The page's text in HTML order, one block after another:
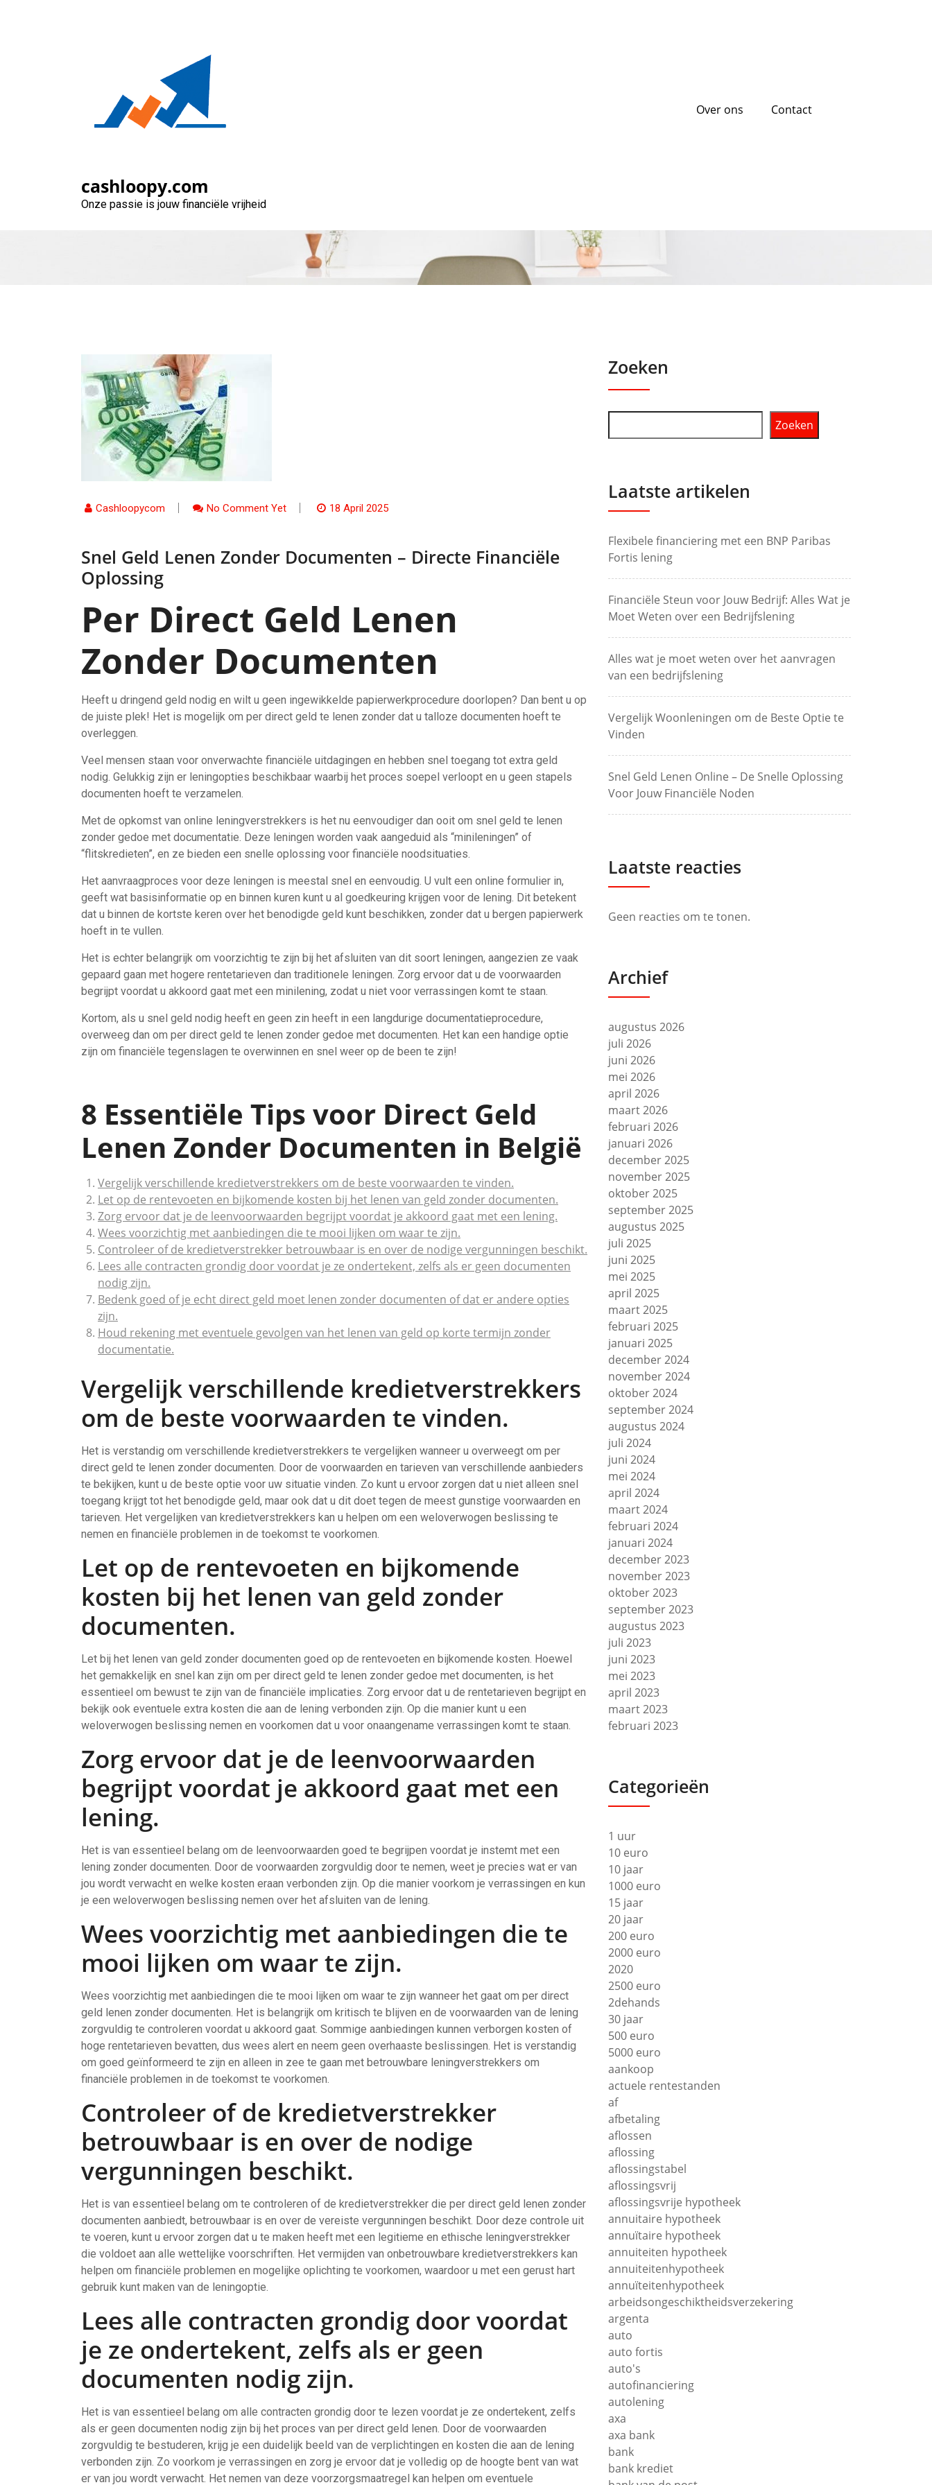
cashloopy.com
Onze passie is jouw financiële vrijheid
Over ons Contact
Cashloopycom No Comment Yet 18 April 2025
Snel Geld Lenen Zonder Documenten – Directe Financiële
Oplossing
Per Direct Geld Lenen
Zonder Documenten
Heeft u dringend geld nodig en wilt u geen ingewikkelde papierwerkprocedure doorlopen? Dan bent u op
de juiste plek! Het is mogelijk om per direct geld te lenen zonder dat u talloze documenten hoeft te
overleggen.
Veel mensen staan voor onverwachte financiële uitdagingen en hebben snel toegang tot extra geld
nodig. Gelukkig zijn er leningopties beschikbaar waarbij het proces soepel verloopt en u geen stapels
documenten hoeft te verzamelen.
Met de opkomst van online leningverstrekkers is het nu eenvoudiger dan ooit om snel geld te lenen
zonder gedoe met documentatie. Deze leningen worden vaak aangeduid als “minileningen” of
“flitskredieten”, en ze bieden een snelle oplossing voor financiële noodsituaties.
Het aanvraagproces voor deze leningen is meestal snel en eenvoudig. U vult een online formulier in,
geeft wat basisinformatie op en binnen kuren kunt u al goedkeuring krijgen voor de lening. Dit betekent
dat u binnen de kortste keren over het benodigde geld kunt beschikken, zonder dat u bergen papierwerk
hoeft in te vullen.
Het is echter belangrijk om voorzichtig te zijn bij het afsluiten van dit soort leningen, aangezien ze vaak
gepaard gaan met hogere rentetarieven dan traditionele leningen. Zorg ervoor dat u de voorwaarden
begrijpt voordat u akkoord gaat met een minilening, zodat u niet voor verrassingen komt te staan.
Kortom, als u snel geld nodig heeft en geen zin heeft in een langdurige documentatieprocedure,
overweeg dan om per direct geld te lenen zonder gedoe met documenten. Het kan een handige optie
zijn om financiële tegenslagen te overwinnen en snel weer op de been te zijn!
8 Essentiële Tips voor Direct Geld
Lenen Zonder Documenten in België
Vergelijk verschillende kredietverstrekkers om de beste voorwaarden te vinden.
Let op de rentevoeten en bijkomende kosten bij het lenen van geld zonder documenten.
Zorg ervoor dat je de leenvoorwaarden begrijpt voordat je akkoord gaat met een lening.
Wees voorzichtig met aanbiedingen die te mooi lijken om waar te zijn.
Controleer of de kredietverstrekker betrouwbaar is en over de nodige vergunningen beschikt.
Lees alle contracten grondig door voordat je ze ondertekent, zelfs als er geen documenten
nodig zijn.
Bedenk goed of je echt direct geld moet lenen zonder documenten of dat er andere opties
zijn.
Houd rekening met eventuele gevolgen van het lenen van geld op korte termijn zonder
documentatie.
Vergelijk verschillende kredietverstrekkers
om de beste voorwaarden te vinden.
Het is verstandig om verschillende kredietverstrekkers te vergelijken wanneer u overweegt om per
direct geld te lenen zonder documenten. Door de voorwaarden en tarieven van verschillende aanbieders
te bekijken, kunt u de beste optie voor uw situatie vinden. Zo kunt u ervoor zorgen dat u niet alleen snel
toegang krijgt tot het benodigde geld, maar ook dat u dit doet tegen de meest gunstige voorwaarden en
tarieven. Het vergelijken van kredietverstrekkers kan u helpen om een weloverwogen beslissing te
nemen en financiële problemen in de toekomst te voorkomen.
Let op de rentevoeten en bijkomende
kosten bij het lenen van geld zonder
documenten.
Let bij het lenen van geld zonder documenten goed op de rentevoeten en bijkomende kosten. Hoewel
het gemakkelijk en snel kan zijn om per direct geld te lenen zonder gedoe met documenten, is het
essentieel om bewust te zijn van de financiële implicaties. Zorg ervoor dat u de rentetarieven begrijpt en
bekijk ook eventuele extra kosten die aan de lening verbonden zijn. Op die manier kunt u een
weloverwogen beslissing nemen en voorkomen dat u voor onaangename verrassingen komt te staan.
Zorg ervoor dat je de leenvoorwaarden
begrijpt voordat je akkoord gaat met een
lening.
Het is van essentieel belang om de leenvoorwaarden goed te begrijpen voordat je instemt met een
lening zonder documenten. Door de voorwaarden zorgvuldig door te nemen, weet je precies wat er van
jou wordt verwacht en welke kosten eraan verbonden zijn. Op die manier voorkom je verrassingen en kun
je een weloverwogen beslissing nemen over het afsluiten van de lening.
Wees voorzichtig met aanbiedingen die te
mooi lijken om waar te zijn.
Wees voorzichtig met aanbiedingen die te mooi lijken om waar te zijn wanneer het gaat om per direct
geld lenen zonder documenten. Het is belangrijk om kritisch te blijven en de voorwaarden van de lening
zorgvuldig te controleren voordat u akkoord gaat. Sommige aanbiedingen kunnen verborgen kosten of
hoge rentetarieven bevatten, dus wees alert en neem geen overhaaste beslissingen. Het is verstandig
om goed geïnformeerd te zijn en alleen in zee te gaan met betrouwbare leningverstrekkers om
financiële problemen in de toekomst te voorkomen.
Controleer of de kredietverstrekker
betrouwbaar is en over de nodige
vergunningen beschikt.
Het is van essentieel belang om te controleren of de kredietverstrekker die per direct geld lenen zonder
documenten aanbiedt, betrouwbaar is en over de vereiste vergunningen beschikt. Door deze controle uit
te voeren, kunt u ervoor zorgen dat u te maken heeft met een legitieme en ethische leningverstrekker
die voldoet aan alle wettelijke voorschriften. Het vermijden van onbetrouwbare kredietverstrekkers kan
helpen om financiële problemen en mogelijke oplichting te voorkomen, waardoor u met een gerust hart
gebruik kunt maken van de leningoptie.
Lees alle contracten grondig door voordat
je ze ondertekent, zelfs als er geen
documenten nodig zijn.
Het is van essentieel belang om alle contracten grondig door te lezen voordat je ze ondertekent, zelfs
als er geen documenten nodig zijn bij het proces van per direct geld lenen. Door de voorwaarden
zorgvuldig te bestuderen, krijg je een duidelijk beeld van de verplichtingen en kosten die aan de lening
verbonden zijn. Zo voorkom je verrassingen en zorg je ervoor dat je volledig op de hoogte bent van wat
er van jou wordt verwacht. Het nemen van deze voorzorgsmaatregel kan helpen om eventuele
Zoeken
Zoeken
Laatste artikelen
Flexibele financiering met een BNP Paribas
Fortis lening
Financiële Steun voor Jouw Bedrijf: Alles Wat je
Moet Weten over een Bedrijfslening
Alles wat je moet weten over het aanvragen
van een bedrijfslening
Vergelijk Woonleningen om de Beste Optie te
Vinden
Snel Geld Lenen Online – De Snelle Oplossing
Voor Jouw Financiële Noden
Laatste reacties
Geen reacties om te tonen.
Archief
augustus 2026
juli 2026
juni 2026
mei 2026
april 2026
maart 2026
februari 2026
januari 2026
december 2025
november 2025
oktober 2025
september 2025
augustus 2025
juli 2025
juni 2025
mei 2025
april 2025
maart 2025
februari 2025
januari 2025
december 2024
november 2024
oktober 2024
september 2024
augustus 2024
juli 2024
juni 2024
mei 2024
april 2024
maart 2024
februari 2024
januari 2024
december 2023
november 2023
oktober 2023
september 2023
augustus 2023
juli 2023
juni 2023
mei 2023
april 2023
maart 2023
februari 2023
Categorieën
1 uur
10 euro
10 jaar
1000 euro
15 jaar
20 jaar
200 euro
2000 euro
2020
2500 euro
2dehands
30 jaar
500 euro
5000 euro
aankoop
actuele rentestanden
af
afbetaling
aflossen
aflossing
aflossingstabel
aflossingsvrij
aflossingsvrije hypotheek
annuitaire hypotheek
annuïtaire hypotheek
annuiteiten hypotheek
annuiteitenhypotheek
annuïteitenhypotheek
arbeidsongeschiktheidsverzekering
argenta
auto
auto fortis
auto's
autofinanciering
autolening
axa
axa bank
bank
bank krediet